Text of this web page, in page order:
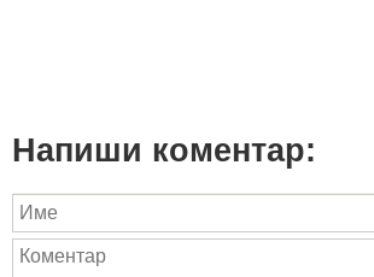
Напиши коментар: